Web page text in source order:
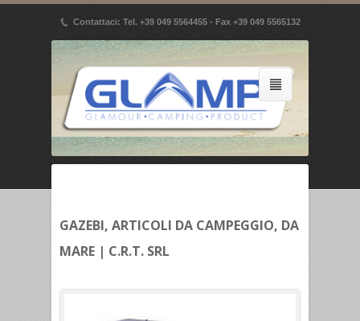
p Contattaci: Tel. +39 049 5564455 - Fax +39 049 5565132
GAZEBI, ARTICOLI DA CAMPEGGIO, DA
MARE | C.R.T. SRL